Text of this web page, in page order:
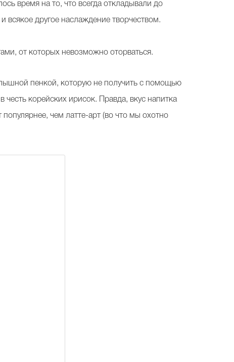
время на то, что всегда откладывали до
всякое другое наслаждение творчеством.
от которых невозможно оторваться.
пышной пенкой, которую не получить с помощью
в честь корейских ирисок. Правда, вкус напитка
чем латте-арт (во что мы охотно